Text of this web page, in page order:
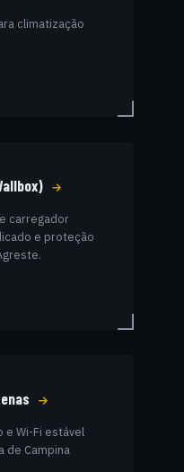
climatização
carregador
e proteção
e Wi-Fi estável
de Campina